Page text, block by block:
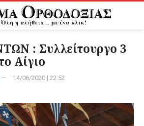
: Συλλείτουργο 3
Αίγιο
14/06/2020 | 22:52